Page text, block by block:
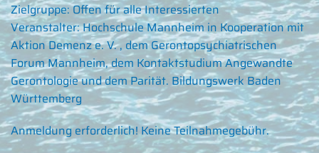
Zielgruppe:Offen für alle Interessierten
Veranstalter:Hochschule Mannheim in Kooperation mit
Aktion Demenz e. V. , dem Gerontopsychiatrischen
Forum Mannheim, dem Kontaktstudium Angewandte
Gerontologie und dem Parität. Bildungswerk Baden
Württemberg
Anmeldung erforderlich! Keine Teilnahmegebühr.